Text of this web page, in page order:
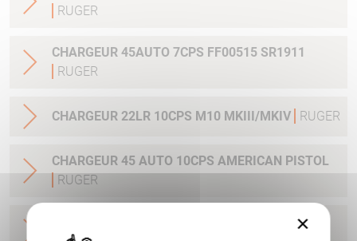
RUGER
CHARGEUR 45AUTO 7CPS FF00515 SR1911
RUGER
CHARGEUR 22LR 10CPS M10 MKIII/MKIV RUGER
CHARGEUR 45 AUTO 10CPS AMERICAN PISTOL
RUGER
CHARGEUR 9 MM LUGER AMERICAN PISTOL
×